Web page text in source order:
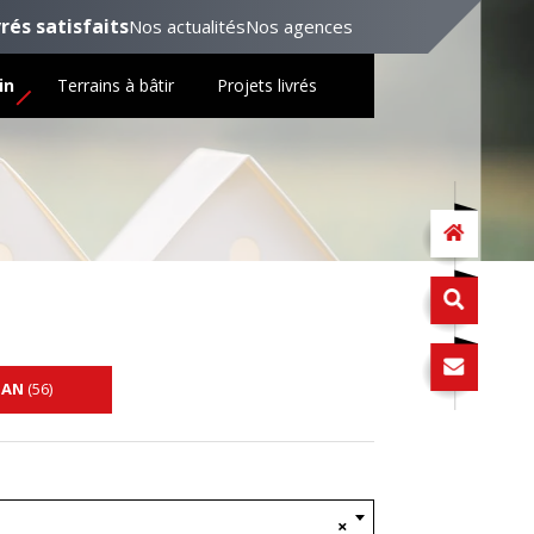
Terrains à bâtir Projets livrés
satisfaitsNos actualitésNos agences
(56)
×